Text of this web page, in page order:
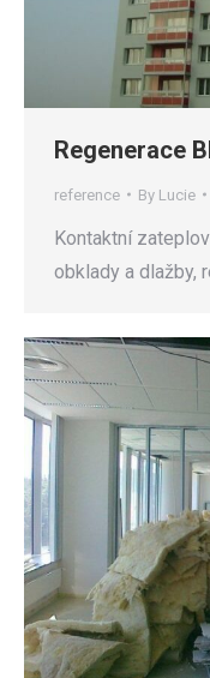
Regenerace
reference By Lucie
Kontaktní
obklady a dlažby,